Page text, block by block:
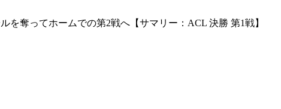
奪ってホームでの第2戦へ【サマリー：ACL 決勝 第1戦】